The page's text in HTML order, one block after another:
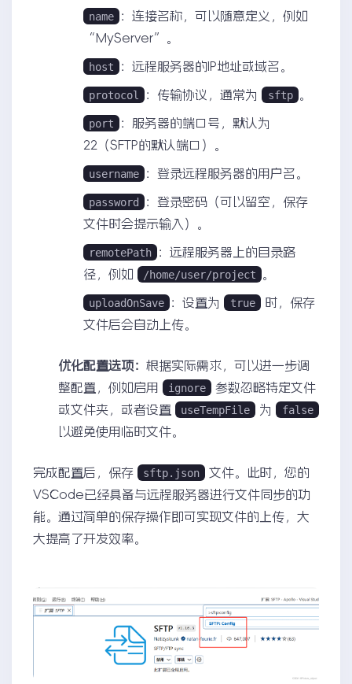
name
：连接名称，可以随意定义，例如
“MyServer”。
host ：远程服务器的IP地址或域名。
protocol ：传输协议，通常为 sftp 。
port
：服务器的端口号，默认为
22（SFTP的默认端口）。
username ：登录远程服务器的用户名。
password
：登录密码（可以留空，保存
文件时会提示输入）。
remotePath
：远程服务器上的目录路
径，例如
/home/user/project
uploadOnSave ：设置为 true 时，保存
文件后会自动上传。
优化配置选项： 根据实际需求，可以进一步调
整配置，例如启用
ignore
参数忽略特定文件
或文件夹，或者设置
useTempFile 为 false
以避免使用临时文件。
完成配置后，保存 sftp.json
文件。此时，您的
VSCode已经具备与远程服务器进行文件同步的功
能。通过简单的保存操作即可实现文件的上传，大
大提高了开发效率。